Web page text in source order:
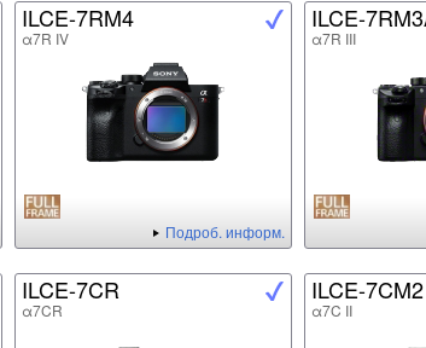
ILCE-7RM4
α7R IV
Подроб. информ.
ILCE-
α7R III
ILCE-7CR
α7CR
ILCE-7CM2
α7C II